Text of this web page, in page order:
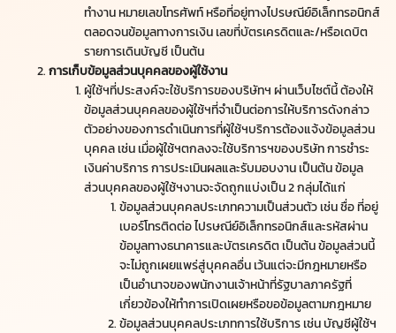
ทำงาน หมายเลขโทรศัพท์ หรือที่อยู่ทางไปรษณีย์อิเล็กทรอนิกส์
ตลอดจนข้อมูลทางการเงิน เลขที่บัตรเครดิตและ/หรือเดบิต
รายการเดินบัญชี เป็นต้น
การเก็บข้อมูลส่วนบุคคลของผู้ใช้งาน
ผู้ใช้ฯที่ประสงค์จะใช้บริการของบริษัทฯ ผ่านเว็บไซต์นี้ ต้องให้
ข้อมูลส่วนบุคคลของผู้ใช้ฯที่จำเป็นต่อการให้บริการดังกล่าว
ตัวอย่างของการดำเนินการที่ผู้ใช้ฯบริการต้องแจ้งข้อมูลส่วน
บุคคล เช่น เมื่อผู้ใช้ฯตกลงจะใช้บริการฯของบริษัท การชำระ
เงินค่าบริการ การประเมินผลและรับมอบงาน เป็นต้น ข้อมูล
ส่วนบุคคลของผู้ใช้ฯงานจะจัดถูกแบ่งเป็น 2 กลุ่มได้แก่
ข้อมูลส่วนบุคคลประเภทความเป็นส่วนตัว เช่น ชื่อ ที่อยู่
เบอร์โทรติดต่อ ไปรษณีย์อิเล็กทรอนิกส์และรหัสผ่าน
ข้อมูลทางธนาคารและบัตรเครดิต เป็นต้น ข้อมูลส่วนนี้
จะไม่ถูกเผยแพร่สู่บุคคลอื่น เว้นแต่จะมีกฎหมายหรือ
เป็นอำนาจของพนักงานเจ้าหน้าที่รัฐบาลภาครัฐที่
เกี่ยวข้องให้ทำการเปิดเผยหรือขอข้อมูลตามกฎหมาย
ข้อมูลส่วนบุคคลประเภทการใช้บริการ เช่น บัญชีผู้ใช้ฯ